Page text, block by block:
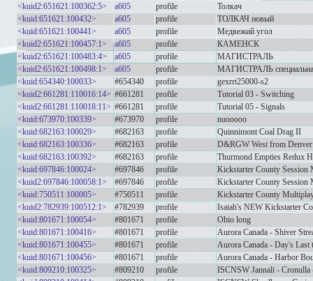
<kuid2:651621:100362:5>
a605 profile
Толкач
<kuid:651621:100432>
a605 profile
ТОЛКАЧ новый
<kuid:651621:100441>
a605 profile
Медвежий угол
<kuid2:651621:100457:1>
a605 profile
КАМЕНСК
<kuid2:651621:100483:4>
a605 profile
МАГИСТРАЛЬ
<kuid2:651621:100498:1>
a605 profile
МАГИСТРАЛЬ
<kuid:654340:100033>
#654340 profile
gexrrt25000-s2
<kuid2:661281:110016:14> #661281 profile
Tutorial 03 - Switching
<kuid2:661281:110018:11> #661281 profile
Tutorial 05 - Signals
<kuid:673970:100339>
#673970 profile
nuooooo
<kuid:682163:100029>
#682163 profile
Quinnimont Coal Drag II
<kuid:682163:100336>
#682163 profile
D&RGW West from
<kuid:682163:100392>
#682163 profile
Thurmond Empties Redux
<kuid:697846:100024>
#697846 profile
Kickstarter County Session
<kuid2:697846:100058:1>
#697846 profile
Kickstarter County Session
<kuid:750511:100005>
#750511 profile
Kickstarter County
<kuid2:782939:100512:1>
#782939 profile
Isaiah's NEW Kickstarter
<kuid:801671:100054>
#801671 profile
Ohio long
<kuid:801671:100416>
#801671 profile
Aurora Canada - Shiver
<kuid:801671:100455>
#801671 profile
Aurora Canada - Day's Last
<kuid:801671:100456>
#801671 profile
Aurora Canada - Harbor
<kuid:809210:100325>
#809210 profile
ISCNSW Jannali - Cronulla